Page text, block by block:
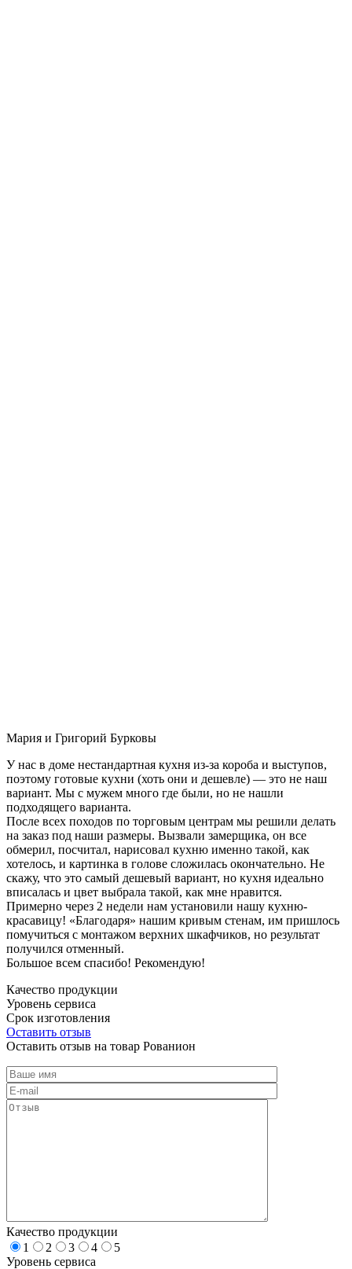
Мария и Григорий Бурковы
У нас в доме нестандартная кухня из-за короба и выступов,
поэтому готовые кухни (хоть они и дешевле) — это не наш
вариант. Мы с мужем много где были, но не нашли
подходящего варианта.
После всех походов по торговым центрам мы решили делать
на заказ под наши размеры. Вызвали замерщика, он все
обмерил, посчитал, нарисовал кухню именно такой, как
хотелось, и картинка в голове сложилась окончательно. Не
скажу, что это самый дешевый вариант, но кухня идеально
вписалась и цвет выбрала такой, как мне нравится.
Примерно через 2 недели нам установили нашу кухню-
красавицу! «Благодаря» нашим кривым стенам, им пришлось
помучиться с монтажом верхних шкафчиков, но результат
получился отменный.
Большое всем спасибо! Рекомендую!
Качество продукции
Уровень сервиса
Срок изготовления
Оставить отзыв
Оставить отзыв на товар Рованион
Качество продукции
1
2 3 4
5
Уровень сервиса